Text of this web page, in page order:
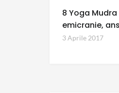
8 Yoga
emicranie,
3 Aprile 2017